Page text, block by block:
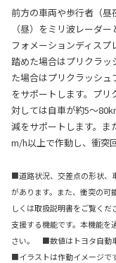
前方の車両や歩行者（
（昼）をミリ波レーダ
フォメーションディス
踏めた場合はプリクラッ
た場合はプリクラッシ
をサポートします。プ
対しては自車が約5〜
減をサポートします。ま
m/h以上で作動し、衝突
■道路状況、交差点の形状、
があります。また、衝突の可
しくは取扱説明書をご覧くだ
支援する機能です。本機能を
さい。 ■数値はトヨタ自動
■イラストは作動イメージ